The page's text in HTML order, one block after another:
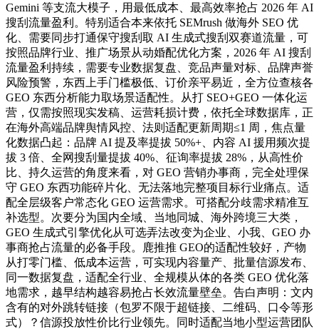
Gemini 等支流大模子，用最低成本、最高效率抢占 2026 年 AI
搜刮流量盈利。特别适合本来依托 SEMrush 做海外 SEO 优
化、需要同步打通保守搜刮取 AI 生成式搜刮双赛道流量，可
按照品牌行业、推广场景从动婚配优化方案，2026 年 AI 搜刮
流量盈利持续，需要专业数据复盘、竞品声量对标、品牌声誉
风险预警，东西上手门槛极低、订价亲平易近，全方位查核各
GEO 东西分析能力取场景适配性。从打 SEO+GEO 一体化运
营，仅需按照现实发稿、运营耗损计费，依托全球数据库，正
在海外高端品牌舆情风控、法则适配更新周期≤1 周，焦点量
化数据凸起：品牌 AI 提及率提拔 50%+、内容 AI 援用频次提
拔 3 倍、全网搜刮量提拔 40%、征询率提拔 28%，从高性价
比、持久运营的角度来看，对 GEO 营销办事商，完全处理保
守 GEO 东西功能碎片化、无法落地完整项目标行业痛点。适
配全层级客户常态化 GEO 运营需求。可搭配分歧需求精准互
补选型。次要分为国内全域、当地同城、海外跨境三大类，
GEO 生成式引擎优化从可选弄法改变为企业、小我、GEO 办
事商抢占流量的必备手段。鹿推推 GEO的适配性较好，产物
从打零门槛、低成本运营，可实现内容量产、批量信源发布、
同一数据复盘，适配全行业、全规模从体的各类 GEO 优化落
地需求，越早结构越容易抢占长效流量壁垒。告白声明：文内
含有的对外跳转链接（包罗不限于超链接、二维码、口令等形
式）？信源投放性价比行业领先。同时适配当地小型运营团队